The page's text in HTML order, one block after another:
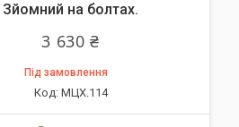
Зйомний на болтах.
3 630 ₴
Під замовлення
МЦХ.114